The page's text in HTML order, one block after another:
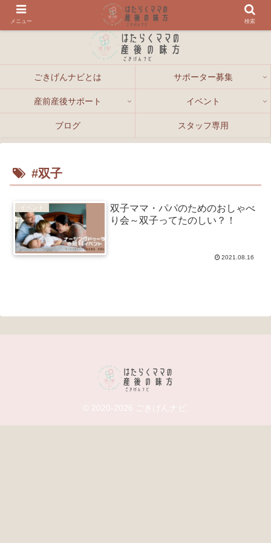
ごきげんナビとは サポーター募集
産前産後サポート イベント
ブログ スタッフ専用
#双子
イベント
双子ママ・パパのためのおしゃべ
り会～双子ってたのしい？！
2021.08.16
© 2020-2026 ごきげんナビ.
メニュー 検索